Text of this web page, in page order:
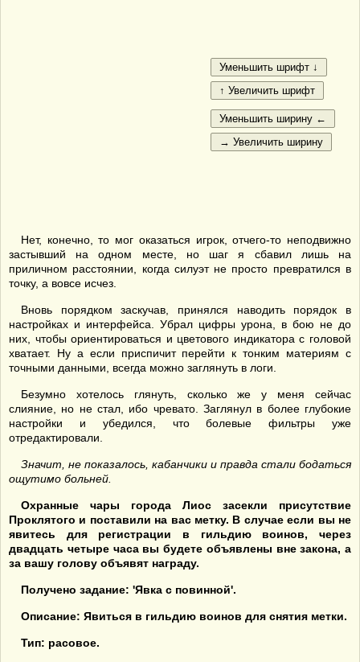
Нет, конечно, то мог оказаться игрок, отчего-то неподвижно
застывший на одном месте, но шаг я сбавил лишь на
приличном расстоянии, когда силуэт не просто превратился в
точку, а вовсе исчез.
Вновь порядком заскучав, принялся наводить порядок в
настройках и интерфейса. Убрал цифры урона, в бою не до
них, чтобы ориентироваться и цветового индикатора с головой
хватает. Ну а если приспичит перейти к тонким материям с
точными данными, всегда можно заглянуть в логи.
Безумно хотелось глянуть, сколько же у меня сейчас
слияние, но не стал, ибо чревато. Заглянул в более глубокие
настройки и убедился, что болевые фильтры уже
отредактировали.
Значит, не показалось, кабанчики и правда стали бодаться
ощутимо больней.
Охранные чары города Лиос засекли присутствие
Проклятого и поставили на вас метку. В случае если вы не
явитесь для регистрации в гильдию воинов, через
двадцать четыре часа вы будете объявлены вне закона, а
за вашу голову объявят награду.
Получено задание: 'Явка с повинной'.
Описание: Явиться в гильдию воинов для снятия метки.
Тип: расовое.